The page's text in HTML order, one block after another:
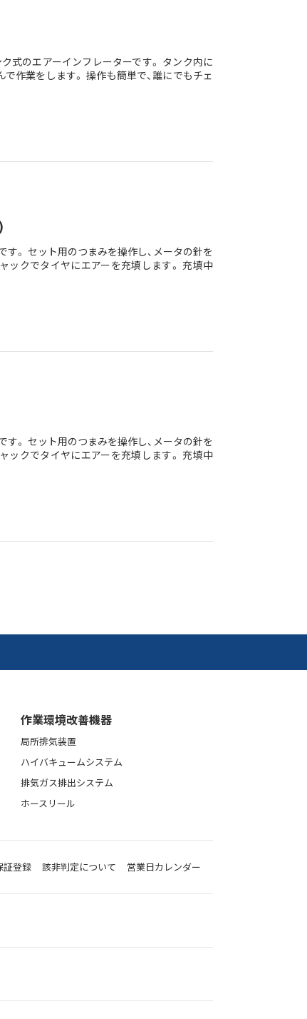
式のエアーインフレーターです。 タンク内に
作業をします。 操作も簡単で、誰にでもチェ
。 セット用のつまみを操作し、メータの針を
ックでタイヤにエアーを充填します。 充填中
。 セット用のつまみを操作し、メータの針を
ックでタイヤにエアーを充填します。 充填中
作業環境改善機器
局所排気装置
ハイバキュームシステム
排気ガス排出システム
ホースリール
証登録 該非判定について 営業日カレンダー